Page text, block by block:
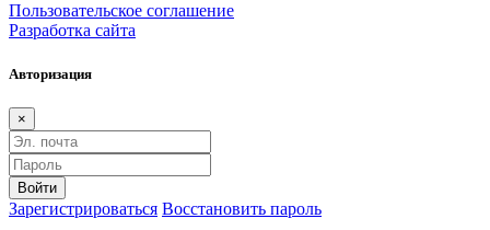
Пользовательское соглашение
Разработка сайта
Авторизация
×
Войти
Зарегистрироваться Восстановить пароль